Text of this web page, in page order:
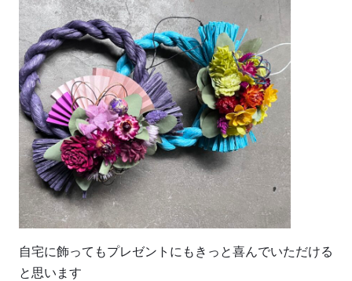
自宅に飾ってもプレゼントにもきっと喜んでいただける
と思います